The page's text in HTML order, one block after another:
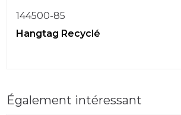
144500-85
Hangtag Recyclé
Également intéressant